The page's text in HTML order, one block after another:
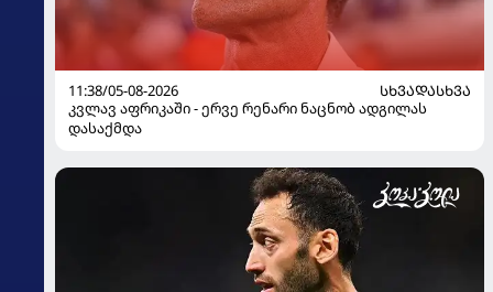
11:38/05-08-2026
ᲡᲮᲕᲐᲓᲐᲡᲮᲕᲐ
კვლავ აფრიკაში - ერვე რენარი ნაცნობ ადგილას
დასაქმდა